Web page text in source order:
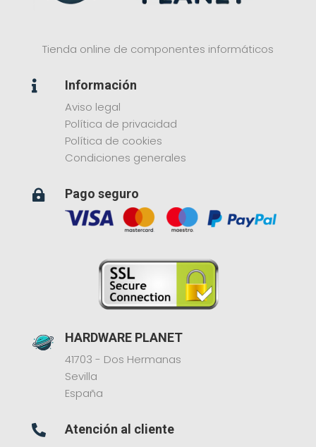
Tienda online de componentes informáticos

Información
Aviso legal
Política de privacidad
Política de cookies
Condiciones generales
 Pago seguro
HARDWARE PLANET
41703 - Dos Hermanas
Sevilla
España

Atención al cliente